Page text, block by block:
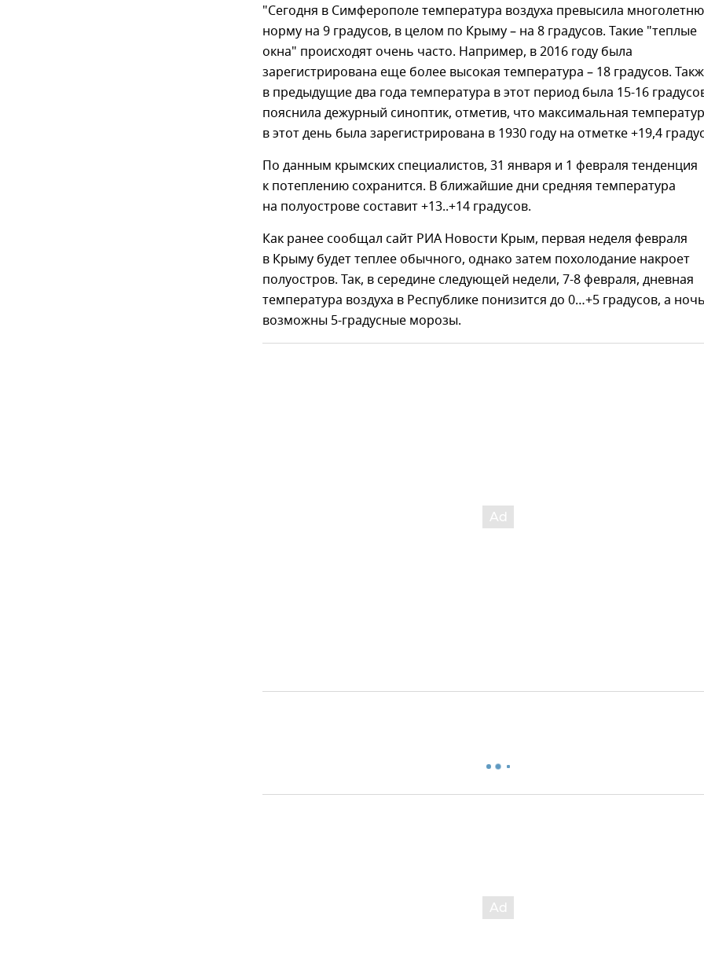
"Сегодня в Симферополе температура воздуха превысила
норму на 9 градусов, в целом по Крыму – на 8 градусов. Такие "теплые
окна" происходят очень часто. Например, в 2016 году была
зарегистрирована еще более высокая температура – 18 градусов.
в предыдущие два года температура в этот период была 15-16
пояснила дежурный синоптик, отметив, что максимальная
в этот день была зарегистрирована в 1930 году на отметке +19,4
По данным крымских специалистов, 31 января и 1 февраля тенденция
к потеплению сохранится. В ближайшие дни средняя температура
на полуострове составит +13..+14 градусов.
Как ранее сообщал сайт РИА Новости Крым, первая неделя февраля
в Крыму будет теплее обычного, однако затем похолодание накроет
полуостров. Так, в середине следующей недели, 7-8 февраля, дневная
температура воздуха в Республике понизится до 0…+5 градусов, а
возможны 5-градусные морозы.